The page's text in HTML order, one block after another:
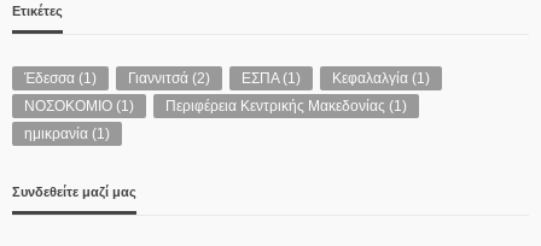
Ετικέτες
Έδεσσα (1) Γιαννιτσά (2) ΕΣΠΑ(1) Κεφαλαλγία (1)
ΝΟΣΟΚΟΜΙΟ (1) Περιφέρεια Κεντρικής Μακεδονίας (1)
ημικρανία (1)
Συνδεθείτε μαζί μας